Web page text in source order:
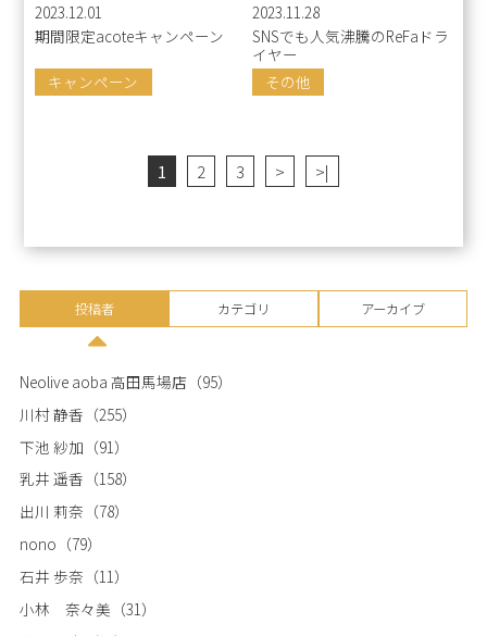
2023.12.01
期間限定acoteキャンペーン
キャンペーン
2023.11.28
SNSでも人気沸騰のReFaドラ
イヤー
その他
1 2 3 > >|
投稿者 カテゴリ アーカイブ
Neolive aoba 高田馬場店 （95）
川村 静香 （255）
下池 紗加 （91）
乳井 遥香 （158）
出川 莉奈 （78）
nono （79）
石井 歩奈 （11）
小林 奈々美 （31）